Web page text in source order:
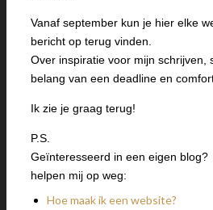
Vanaf september kun je hier elke
bericht op terug vinden.
Over inspiratie voor mijn schrijven,
belang van een deadline en
Ik zie je graag terug!
P.S.
Geïnteresseerd in een eigen
helpen mij op weg:
Hoe maak ik een website?